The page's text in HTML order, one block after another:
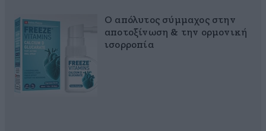
Ο απόλυτος σύμμαχος στην
αποτοξίνωση & την ορμονική
ισορροπία